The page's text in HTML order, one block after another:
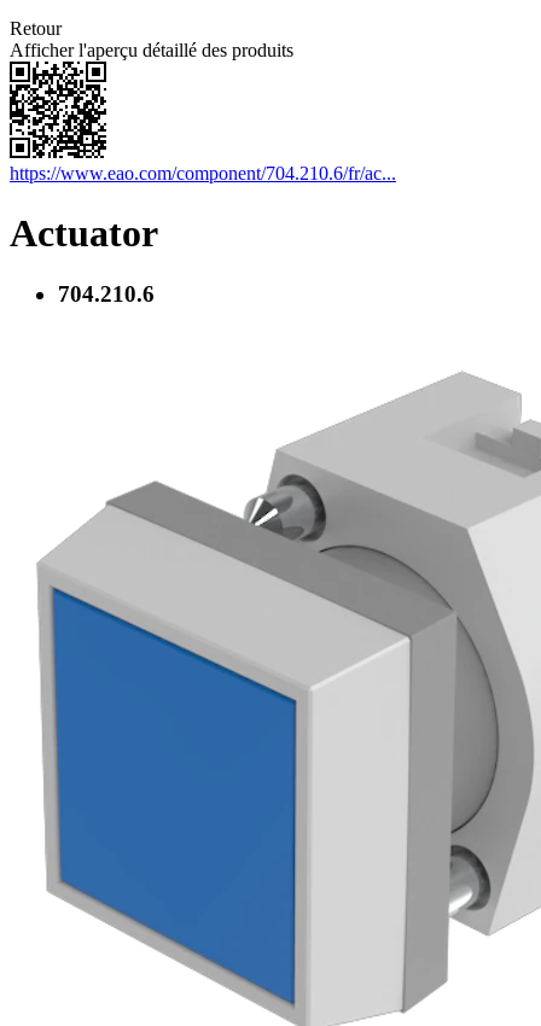
Retour
Afficher l'aperçu détaillé des produits
https://www.eao.com/component/704.210.6/fr/ac...
Actuator
704.210.6